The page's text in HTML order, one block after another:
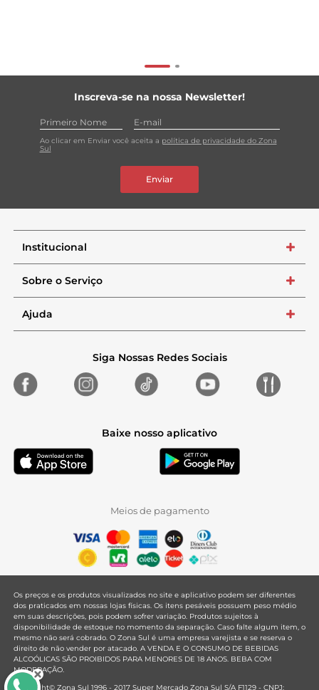
Inscreva-se na nossa Newsletter!
Ao clicar em Enviar você aceita a política de privacidade do Zona
Sul
Enviar
Institucional +
Sobre o Serviço +
Ajuda +
Siga Nossas Redes Sociais
Baixe nosso aplicativo
Meios de pagamento
Os preços e os produtos visualizados no site e aplicativo podem ser diferentes
dos praticados em nossas lojas físicas. Os itens pesáveis possuem peso médio
em suas descrições, pois podem sofrer variação. Produtos sujeitos à
disponibilidade de estoque no momento da separação. Caso falte algum item, o
mesmo não será cobrado. O Zona Sul é uma empresa varejista e se reserva o
direito de não vender por atacado. A VENDA E O CONSUMO DE BEBIDAS
ALCOÓLICAS SÃO PROIBIDOS PARA MENORES DE 18 ANOS. BEBA COM
MODERAÇÃO.
Copyright© Zona Sul 1996 - 2017 Super Mercado Zona Sul S/A F1129 - CNPJ: